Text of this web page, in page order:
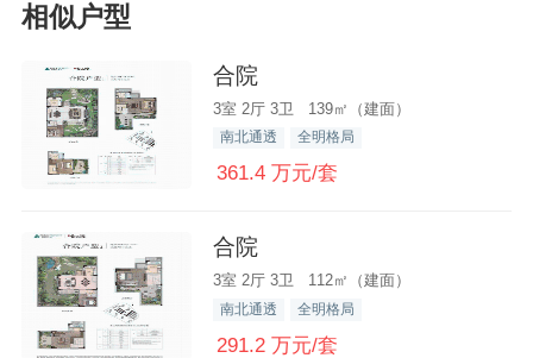
相似户型
合院
3室 2厅 3卫 139㎡（建面）
南北通透 全明格局
361.4 万元/套
合院
3室 2厅 3卫 112㎡（建面）
南北通透 全明格局
291.2 万元/套